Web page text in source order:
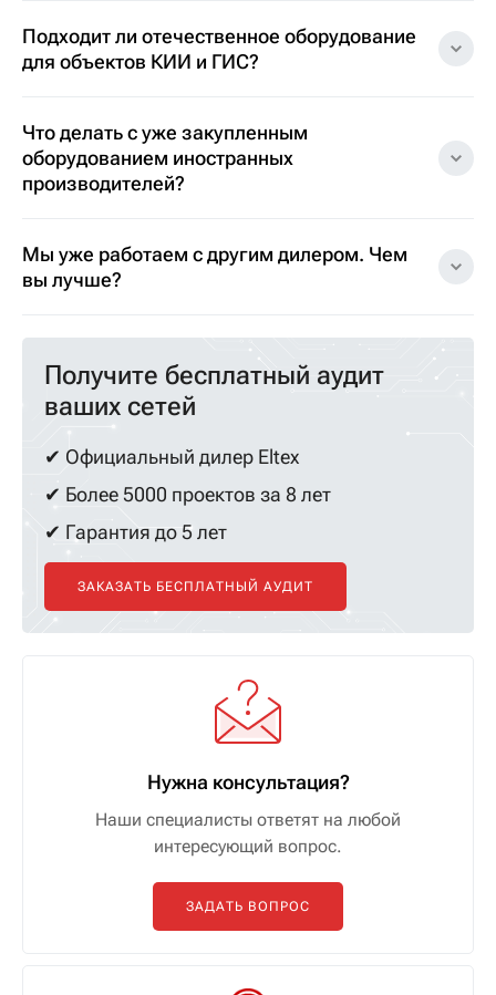
Подходит ли отечественное оборудование
для объектов КИИ и ГИС?
Что делать с уже закупленным
оборудованием иностранных
производителей?
Мы уже работаем с другим дилером. Чем
вы лучше?
Получите бесплатный аудит
ваших сетей
✔ Официальный дилер Eltex
✔ Более 5000 проектов за 8 лет
✔ Гарантия до 5 лет
ЗАКАЗАТЬ БЕСПЛАТНЫЙ АУДИТ
Нужна консультация?
Наши специалисты ответят на любой
интересующий вопрос.
ЗАДАТЬ ВОПРОС